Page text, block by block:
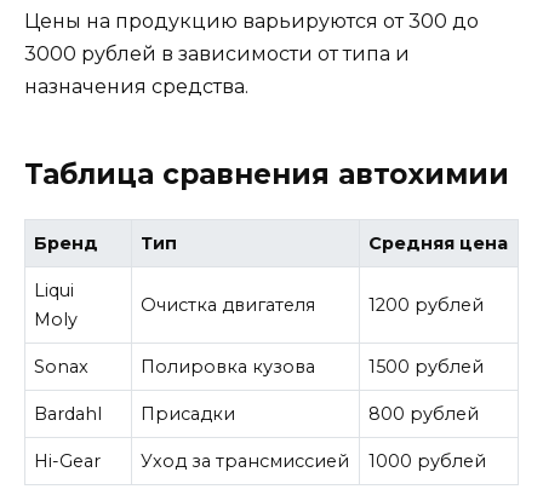
Цены на продукцию варьируются от 300 до
3000 рублей в зависимости от типа и
назначения средства.
Таблица сравнения автохимии
Бренд Тип Средняя цена
Liqui
Moly
Очистка двигателя 1200 рублей
Sonax Полировка кузова 1500 рублей
Bardahl Присадки 800 рублей
Hi-Gear Уход за трансмиссией 1000 рублей